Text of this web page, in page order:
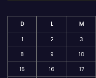
D L M
1
2 3
8
9 10
15
16 17